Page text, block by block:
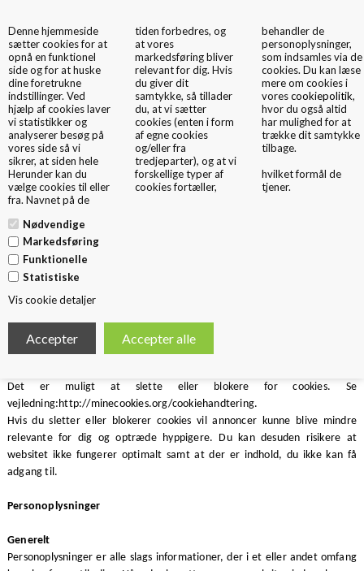
Denne hjemmeside
sætter cookies for at
opnå en funktionel
side og for at huske
dine foretrukne
indstillinger. Ved
hjælp af cookies laver
vi statistikker og
analyserer besøg på
vores side så vi
sikrer, at siden hele
tiden forbedres, og
at vores
markedsføring bliver
relevant for dig. Hvis
du giver dit
samtykke, så tillader
du, at vi sætter
cookies (enten i form
af egne cookies
og/eller fra
tredjeparter), og at vi
behandler de
personoplysninger,
som indsamles via de
cookies. Du kan læse
mere om cookies i
vorescookiepolitik,
hvor du også altid
har mulighed for at
trække dit samtykke
tilbage.
Herunder kan du
vælge cookies til eller
fra. Navnet på de
forskellige typer af
cookies fortæller,
hvilket formål de
tjener.
Nødvendige
Markedsføring
Funktionelle
Statistiske
Vis cookie detaljer
0
Cookie- & Privatlivspolitik
Introduktion
Når du besøger vores website indsamles der oplysninger om dig, som
bruges til at tilpasse og forbedre vores indhold og til at øge værdien af de
annoncer, der vises på siden. Hvis du ikke ønsker, at der indsamles
oplysninger, bør du slette dine cookies (se vejledning) og undlade videre
brug af websitet. Nedenfor har vi uddybet, hvilke informationer der
indsamles, deres formål og hvilke tredjeparter, der har adgang til dem.
Cookies
computer, mobil el. tilsvarende med det formål at genkende den, huske
indstillinger, udføre statistik og målrette annoncer. Cookies kan ikke
Det er muligt at slette eller blokere for cookies. Se
vejledning:http://minecookies.org/cookiehandtering.
Hvis du sletter eller blokerer cookies vil annoncer kunne blive mindre
relevante for dig og optræde hyppigere. Du kan desuden risikere at
websitet ikke fungerer optimalt samt at der er indhold, du ikke kan få
adgang til.
Personoplysninger
Generelt
Personoplysninger er alle slags informationer, der i et eller andet omfang